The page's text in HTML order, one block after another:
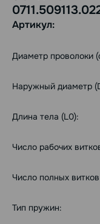
Артикул:
Диаметр проволоки
Наружный диаметр
Длина тела (L0):
Число рабочих
Число полных витков
Тип пружин: